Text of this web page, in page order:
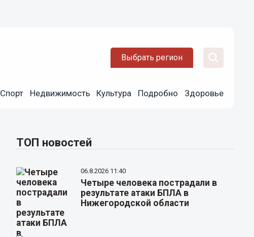
Выбрать регион
Спорт Недвижимость Культура Подробно Здоровье
ТОП новостей
06.8.2026 11:40
Четыре человека пострадали в
результате атаки БПЛА в
Нижегородской области